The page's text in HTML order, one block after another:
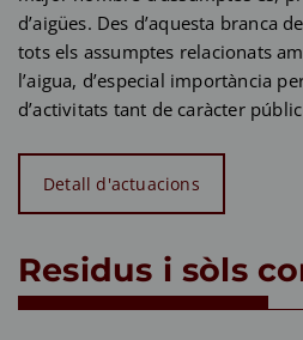
d’aigües. Des d’aquesta branca
tots els assumptes relacionats
l’aigua, d’especial importància
d’activitats tant de caràcter
Detall d'actuacions
Residus i sòls